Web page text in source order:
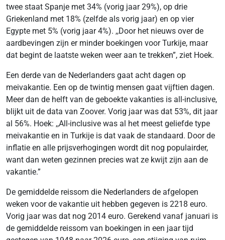
twee staat Spanje met 34% (vorig jaar 29%), op drie
Griekenland met 18% (zelfde als vorig jaar) en op vier
Egypte met 5% (vorig jaar 4%). ,,Door het nieuws over de
aardbevingen zijn er minder boekingen voor Turkije, maar
dat begint de laatste weken weer aan te trekken”, ziet Hoek.
Een derde van de Nederlanders gaat acht dagen op
meivakantie. Een op de twintig mensen gaat vijftien dagen.
Meer dan de helft van de geboekte vakanties is all-inclusive,
blijkt uit de data van Zoover. Vorig jaar was dat 53%, dit jaar
al 56%. Hoek: ,,All-inclusive was al het meest geliefde type
meivakantie en in Turkije is dat vaak de standaard. Door de
inflatie en alle prijsverhogingen wordt dit nog populairder,
want dan weten gezinnen precies wat ze kwijt zijn aan de
vakantie.”
De gemiddelde reissom die Nederlanders de afgelopen
weken voor de vakantie uit hebben gegeven is 2218 euro.
Vorig jaar was dat nog 2014 euro. Gerekend vanaf januari is
de gemiddelde reissom van boekingen in een jaar tijd